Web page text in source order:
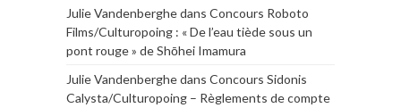
Julie Vandenberghedans Concours Roboto
Films/Culturopoing : « De l’eau tiède sous un
pont rouge » de Shōhei Imamura
Julie Vandenberghedans Concours Sidonis
Calysta/Culturopoing – Règlements de compte